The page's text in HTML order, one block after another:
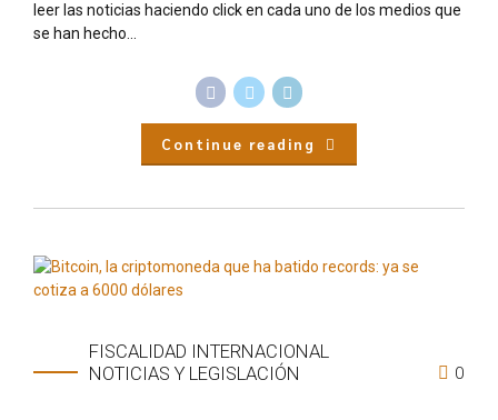
leer las noticias haciendo click en cada uno de los medios que
se han hecho...
Continue reading
FISCALIDAD INTERNACIONAL
NOTICIAS Y LEGISLACIÓN
0